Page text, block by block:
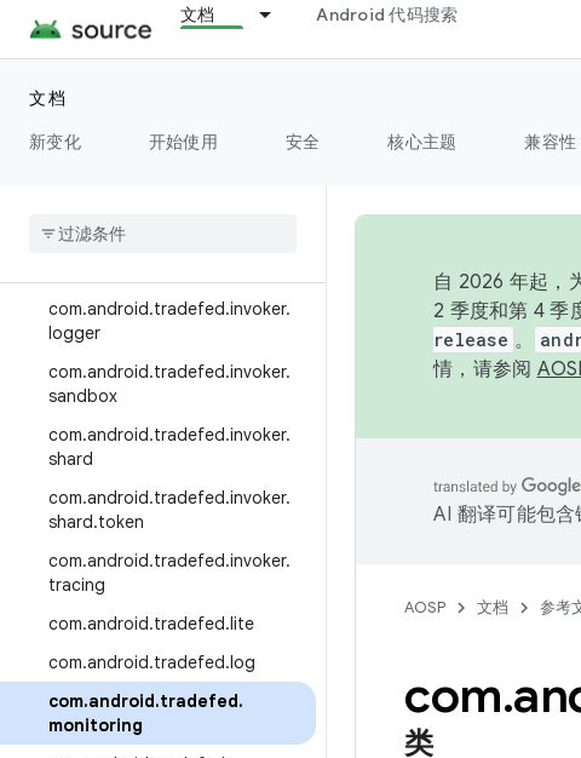
文档 Android 代码搜索
文档
新变化
开始使用 安全 核心主题 兼容性
com.android.tradefed.device.re
com.android.tradefed.device.se
com.android.tradefed.error
com.android
com.android.tradefed.invoker.
logger
com.android.tradefed.invoker.
sandbox
com.android.tradefed.invoker.
shard
com.android.tradefed.invoker.
shard.token
com.android.tradefed.invoker.
tracing
com.android.tradefed.lite
com.android.tradefed.log
com.android.tradefed.
monitoring
自 2026 年起，
2 季度和第 4 季
release 。
情，请参阅
AI 翻译可能包含
AOSP 文档 参考
com.
类